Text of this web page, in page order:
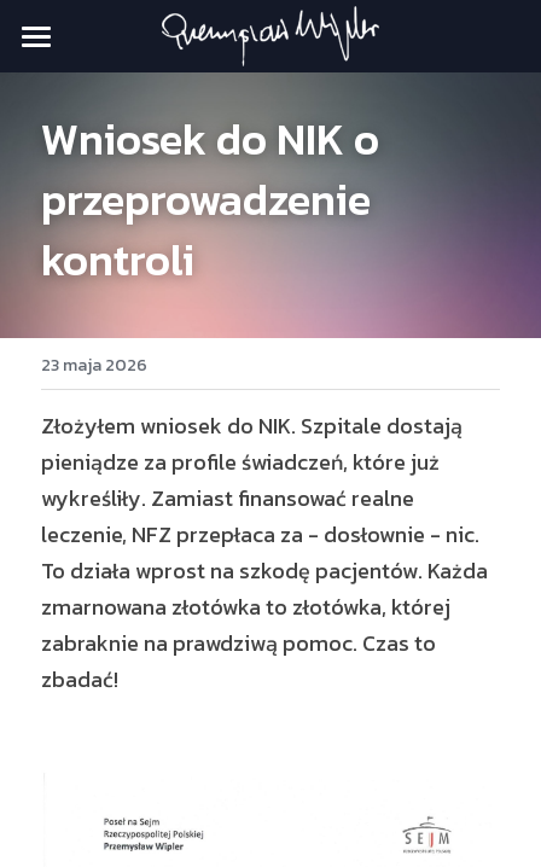
Strona główna
Nowa Nadzieja
Dobry Rząd
Moja praca
✉️ Kontakt
Wniosek do NIK o
przeprowadzenie
kontroli
23 maja 2026
Złożyłem wniosek do NIK. Szpitale dostają
pieniądze za profile świadczeń, które już
wykreśliły. Zamiast finansować realne
leczenie, NFZ przepłaca za - dosłownie - nic.
To działa wprost na szkodę pacjentów. Każda
zmarnowana złotówka to złotówka, której
zabraknie na prawdziwą pomoc. Czas to
zbadać!